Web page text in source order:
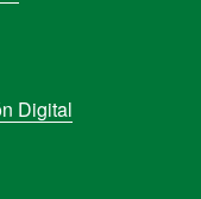
Digital